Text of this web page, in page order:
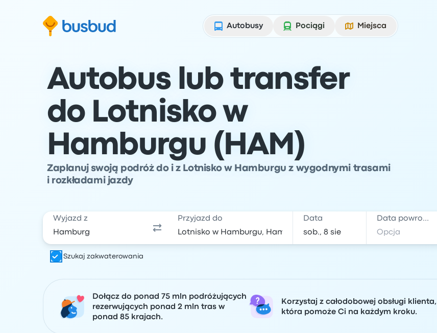
Autobusy
Pociągi Miejsca
Autobus lub transfer
do Lotnisko w
Hamburgu (HAM)
Zaplanuj swoją podróż do i z Lotnisko w Hamburgu z wygodnymi trasami
i rozkładami jazdy
Wyjazd z Przyjazd do Data Data powrotu
Szukaj zakwaterowania
Dołącz do ponad 75 mln podróżujących
rezerwujących ponad 2 mln tras w
ponad 85 krajach.
Korzystaj z całodobowej obsługi klienta,
która pomoże Ci na każdym kroku.